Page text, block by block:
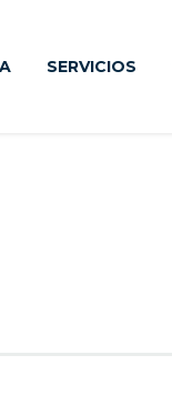
SERVICIOS